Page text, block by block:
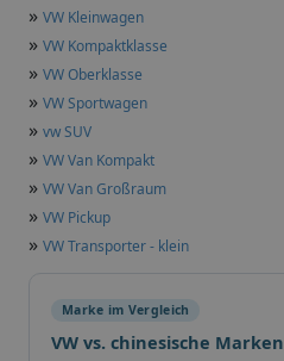
» VW Kleinwagen
» VW Kompaktklasse
» VW Oberklasse
» VW Sportwagen
» vw SUV
» VW Van Kompakt
» VW Van Großraum
» VW Pickup
» VW Transporter - klein
Marke im Vergleich
VW vs. chinesische Marken